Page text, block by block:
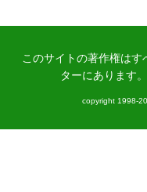
このサイトの著作権は
ターにあります。
copyright 1998-